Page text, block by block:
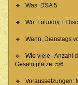
🔹 Was: DSA 5
🔹 Wo: Foundry +
🔹 Wann: Dienstags
🔹 Wie viele: Anzahl
Gesamtplätze: 5/6
🔹 Voraussetzungen: